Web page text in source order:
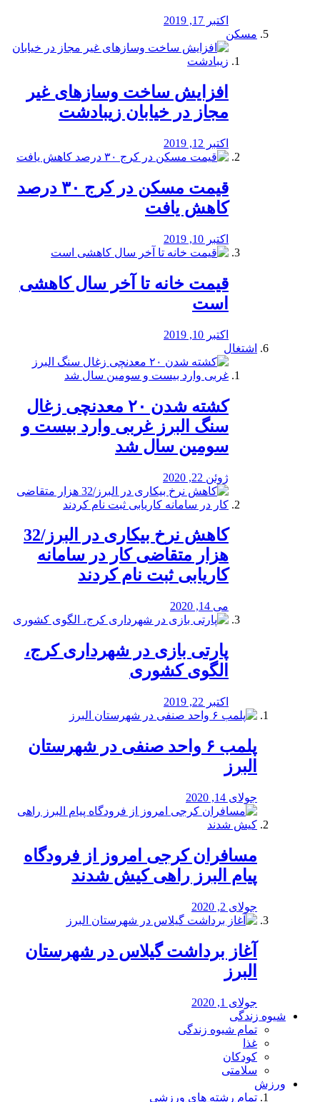
اکتبر 17, 2019
مسکن
افزایش ساخت وسازهای غیر
مجاز در خیابان زیبادشت
اکتبر 12, 2019
️قیمت مسکن در کرج ۳۰ درصد
کاهش یافت
اکتبر 10, 2019
قیمت خانه تا آخر سال کاهشی
است
اکتبر 10, 2019
اشتغال
کشته شدن ۲۰ معدنچی زغال
سنگ البرز غربی وارد بیست و
سومین سال شد
ژوئن 22, 2020
کاهش نرخ بیکاری در البرز/32
هزار متقاضی کار در سامانه
کاریابی ثبت نام کردند
می 14, 2020
پارتی بازی در شهرداری کرج،
الگوی کشوری
اکتبر 22, 2019
پلمب ۶ واحد صنفی در شهرستان
البرز
جولای 14, 2020
مسافران کرجی امروز از فرودگاه
پیام البرز راهی کیش شدند
جولای 2, 2020
آغاز برداشت گیلاس در شهرستان
البرز
جولای 1, 2020
شیوه زندگی
تمام شیوه زندگی
غذا
کودکان
سلامتی
ورزش
تمام رشته های ورزشی